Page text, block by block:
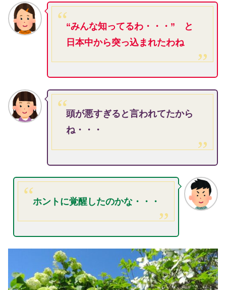
“みんな知ってるわ・・・” と
日本中から突っ込まれたわね
頭が悪すぎると言われてたから
ね・・・
ホントに覚醒したのかな・・・